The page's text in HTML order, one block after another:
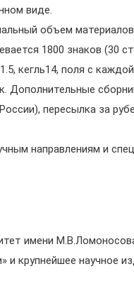
виде.
объем
1800 знаков (30
кегль14, поля с
Дополнительные
пересылка за
направлениям и
имени
крупнейшее научное